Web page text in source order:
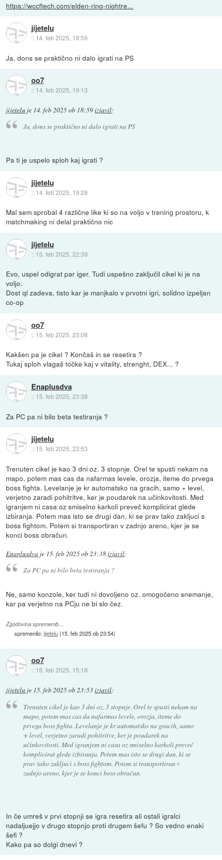
https://wccftech.com/elden-ring-nightre...
jijetelu
:: 14. feb 2025, 18:59
Ja, dons se praktično ni dalo igrati na PS
oo7
:: 14. feb 2025, 19:13
jijetelu je 14. feb 2025 ob 18:59izjavil:
Ja, dons se praktično ni dalo igrati na PS
Pa ti je uspelo sploh kaj igrati ?
jijetelu
:: 14. feb 2025, 19:28
Mal sem sprobal 4 različne like ki so na voljo v trening prostoru, k
matchmaking ni delal praktično nic
jijetelu
:: 15. feb 2025, 22:39
Evo, uspel odigrat par iger. Tudi uspešno zaključil cikel ki je na
voljo.
Dost ql zadeva, tisto kar je manjkalo v prvotni igri, solidno izpeljan
co-op
oo7
:: 15. feb 2025, 23:08
Kakšen pa je cikel ? Končaš in se resetira ?
Tukaj sploh vlagaš točke kaj v vitality, strenght, DEX... ?
Enaplusdva
:: 15. feb 2025, 23:38
Za PC pa ni bilo beta testiranja ?
jijetelu
:: 15. feb 2025, 23:53
Trenuten cikel je kao 3 dni oz. 3 stopnje. Orel te spusti nekam na
mapo, potem mas cas da nafarmas levele, orozja, iteme do prvega
boss fighta. Levelanje je kr automatsko na gracih, samo + level,
verjetno zaradi pohitritve, ker je poudarek na učinkovitosti. Med
igranjem ni casa oz smiselno karkoli preveč komplicirat glede
izbiranja. Potem mas isto se drugi dan, ki se prav tako zakljuci s
boss fightom. Potem si transportiran v zadnjo areno, kjer je se
konci boss obračun.
Enaplusdva je 15. feb 2025 ob 23:38izjavil:
Za PC pa ni bilo beta testiranja ?
Ne, samo konzole, ker tudi ni dovoljeno oz. omogočeno snemanje,
kar pa verjetno na PCju ne bi slo čez.
Zgodovina sprememb…
spremenilo:jijetelu(15. feb 2025 ob 23:54)
oo7
:: 16. feb 2025, 15:18
jijetelu je 15. feb 2025 ob 23:53izjavil:
Trenuten cikel je kao 3 dni oz. 3 stopnje. Orel te spusti nekam na
mapo, potem mas cas da nafarmas levele, orozja, iteme do
prvega boss fighta. Levelanje je kr automatsko na gracih, samo
+ level, verjetno zaradi pohitritve, ker je poudarek na
učinkovitosti. Med igranjem ni casa oz smiselno karkoli preveč
komplicirat glede izbiranja. Potem mas isto se drugi dan, ki se
prav tako zakljuci s boss fightom. Potem si transportiran v
zadnjo areno, kjer je se konci boss obračun.
In če umreš v prvi stopnji se igra resetira ali ostali igralci
nadaljuejjo v drugo stopnjo proti drugem šefu ? So vedno enaki
šefi ?
Kako pa so dolgi dnevi ?